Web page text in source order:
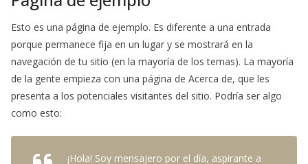
Esto es una página de ejemplo. Es diferente a una entrada
porque permanece fija en un lugar y se mostrará en la
navegación de tu sitio (en la mayoría de los temas). La mayoría
de la gente empieza con una página de Acerca de, que les
presenta a los potenciales visitantes del sitio. Podría ser algo
como esto:
¡Hola! Soy mensajero por el día, aspirante a